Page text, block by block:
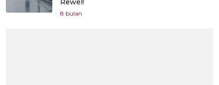
Rewel!
8 bulan